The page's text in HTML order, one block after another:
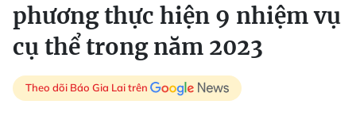
phương thực hiện 9 nhiệm vụ
cụ thể trong năm 2023
Theo dõi Báo Gia Lai trên